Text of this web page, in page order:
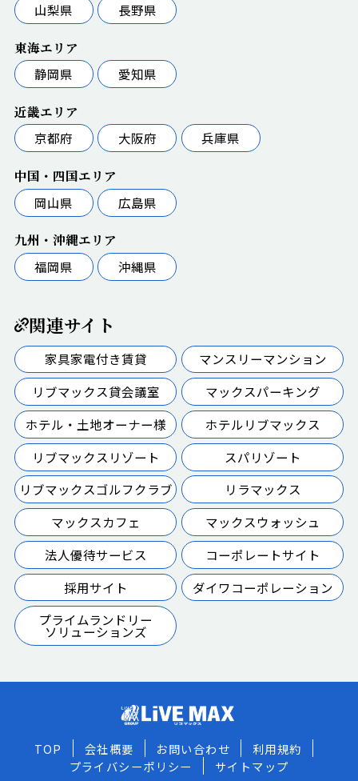
山梨県
長野県
東海エリア
静岡県
愛知県
近畿エリア
京都府
大阪府 兵庫県
中国・四国エリア
岡山県
広島県
九州・沖縄エリア
福岡県
沖縄県
関連サイト
家具家電付き賃貸
マンスリーマンション
リブマックス貸会議室
マックスパーキング
ホテル・土地オーナー様
ホテルリブマックス
リブマックスリゾート
スパリゾート
リブマックスゴルフクラブ
リラマックス
マックスカフェ
マックスウォッシュ
法人優待サービス
コーポレートサイト
採用サイト
ダイワコーポレーション
プライムランドリー
ソリューションズ
TOP 会社概要 お問い合わせ
利用規約
プライバシーポリシー
サイトマップ